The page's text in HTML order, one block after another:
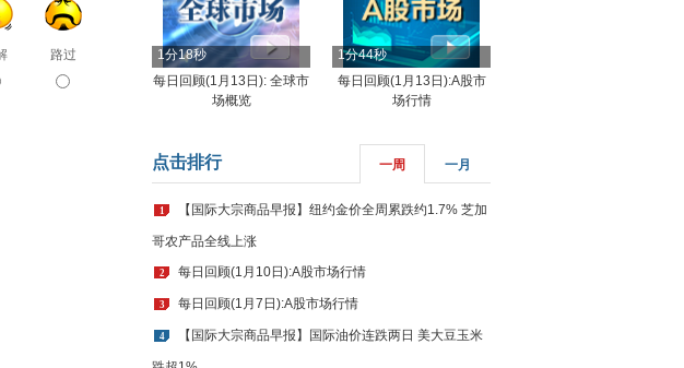
路过
1分18秒
每日回顾(1月13日): 全球市
场概览
1分44秒
每日回顾(1月13日):A股市
场行情
点击排行 一周 一月
1 【国际大宗商品早报】纽约金价全周累跌约1.7% 芝加
哥农产品全线上涨
2 每日回顾(1月10日):A股市场行情
3 每日回顾(1月7日):A股市场行情
4 【国际大宗商品早报】国际油价连跌两日 美大豆玉米